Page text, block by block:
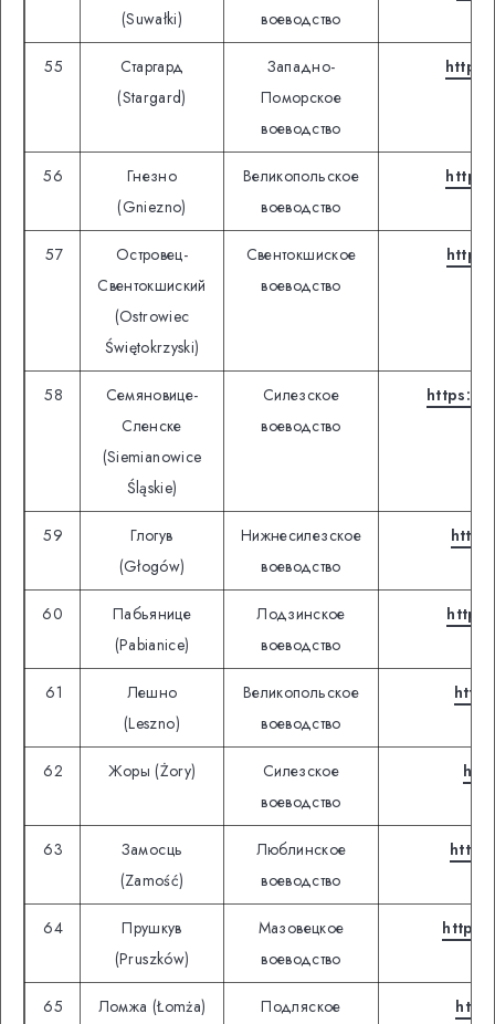
(Suwałki)
воеводство
55
Старгард
(Stargard)
Западно-
Поморское
воеводство
56
Гнезно
(Gniezno)
Великопольское
воеводство
57
Островец-
Свентокшиский
(Ostrowiec
Świętokrzyski)
Свентокшиское
воеводство
58
Семяновице-
Сленске
(Siemianowice
Śląskie)
Силезское
воеводство
https://
59
Глогув
(Głogów)
Нижнесилезское
воеводство
60
Пабьянице
(Pabianice)
Лодзинское
воеводство
61
Лешно
(Leszno)
Великопольское
воеводство
62 Жоры (Żory)
Силезское
воеводство
63
Замосць
(Zamość)
Люблинское
воеводство
64
Прушкув
(Pruszków)
Мазовецкое
воеводство
65 Ломжа (Łomża)
Подляское